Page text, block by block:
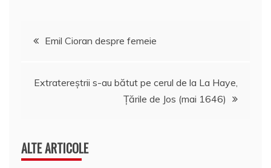
Navigare
Emil Cioran despre femeie
Extratereştrii s-au bătut pe cerul de la La Haye,
Ţările de Jos (mai 1646)
ALTE ARTICOLE